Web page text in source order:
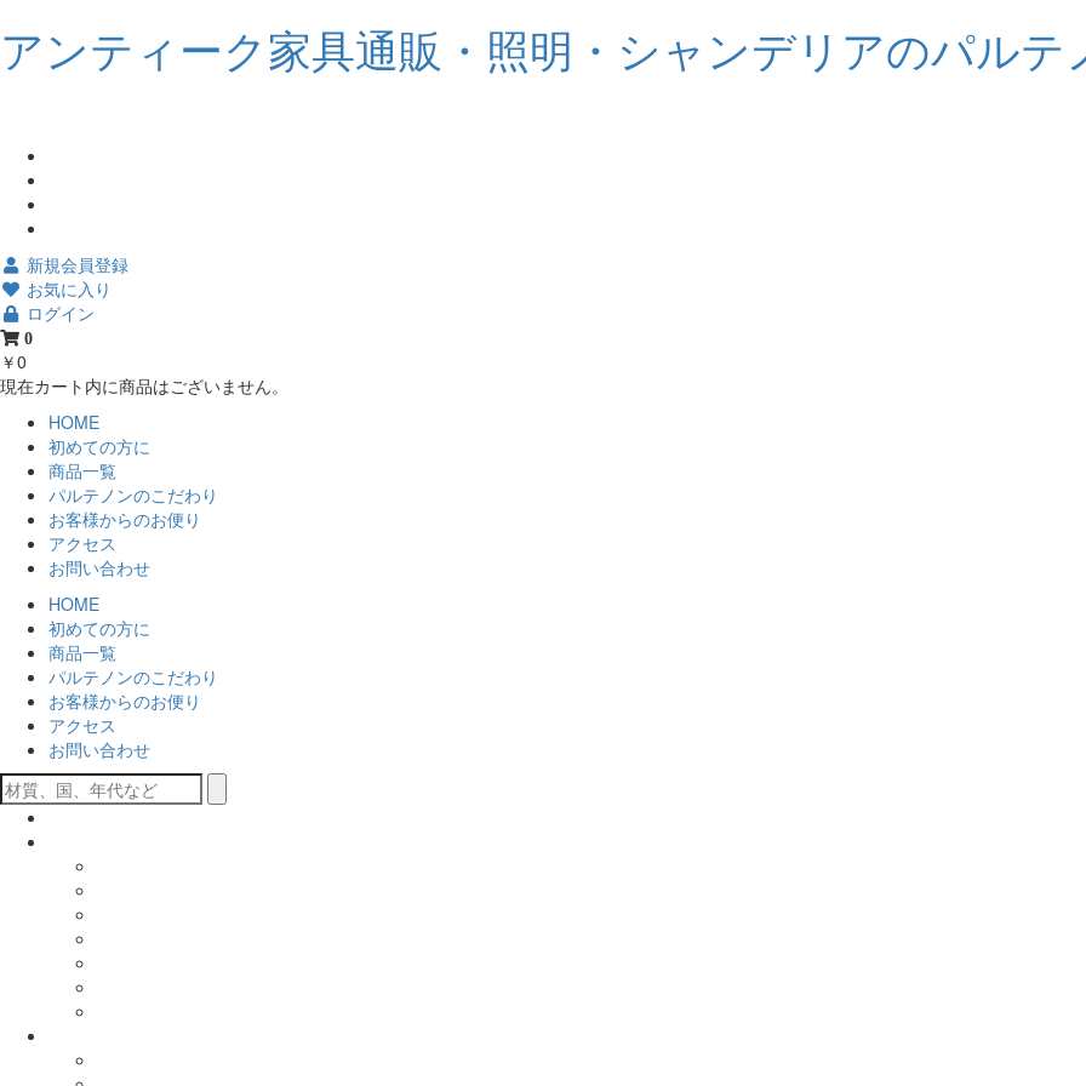
アンティーク家具通販・照明・シャンデリアのパルテ
新規会員登録
お気に入り
ログイン
0
￥0
現在カート内に商品はございません。
HOME
初めての方に
商品一覧
パルテノンのこだわり
お客様からのお便り
アクセス
お問い合わせ
HOME
初めての方に
商品一覧
パルテノンのこだわり
お客様からのお便り
アクセス
お問い合わせ